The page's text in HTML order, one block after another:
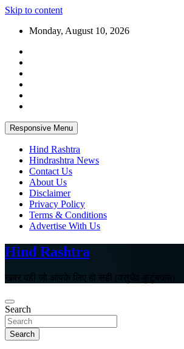
Skip to content
Monday, August 10, 2026
Responsive Menu
Hind Rashtra
Hindrashtra News
Contact Us
About Us
Disclaimer
Privacy Policy
Terms & Conditions
Advertise With Us
Hind Rashtra
खबर वही जो आपके लिए हो सही (वसुधैव कुटुंबकम)
Search
Search